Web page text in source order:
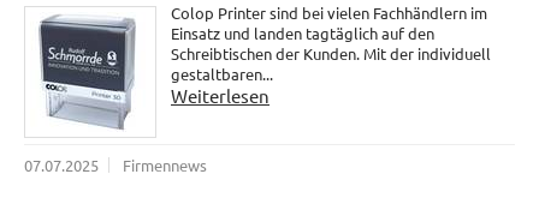
Colop Printer sind bei vielen Fachhändlern im
Einsatz und landen tagtäglich auf den
Schreibtischen der Kunden. Mit der individuell
gestaltbaren...
Weiterlesen
07.07.2025 Firmennews